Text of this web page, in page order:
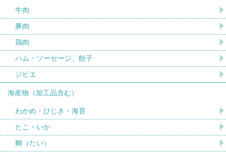
牛肉
豚肉
鶏肉
ハム・ソーセージ、餃子
ジビエ
海産物（加工品含む）
わかめ・ひじき・海苔
たこ・いか
鯛（たい）